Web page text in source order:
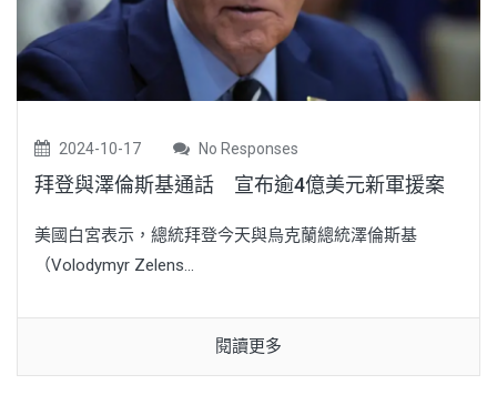
2024-10-17 No Responses
拜登與澤倫斯基通話 宣布逾4億美元新軍援案
美國白宮表示，總統拜登今天與烏克蘭總統澤倫斯基
（Volodymyr Zelens...
閱讀更多